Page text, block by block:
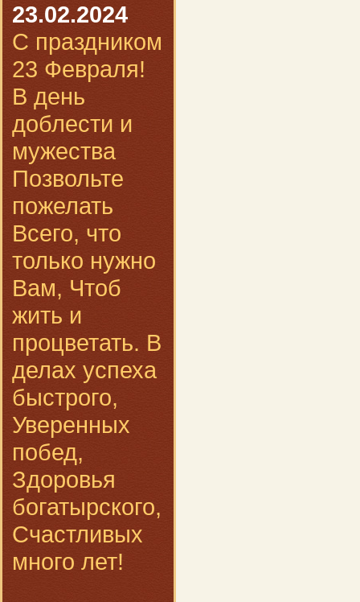
23.02.2024
С праздником
23 Февраля!
В день
доблести и
мужества
Позвольте
пожелать
Всего, что
только нужно
Вам, Чтоб
жить и
процветать. В
делах успеха
быстрого,
Уверенных
побед,
Здоровья
богатырского,
Счастливых
много лет!